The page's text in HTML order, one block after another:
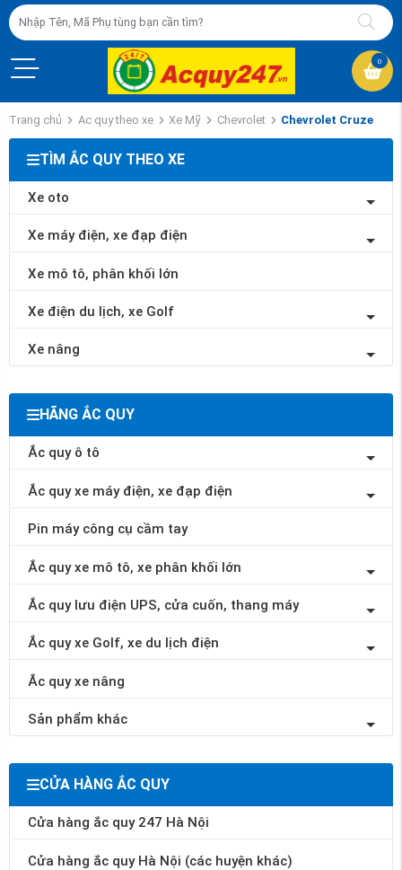
0
Trang chủ Ac quy theo xe Xe Mỹ Chevrolet Chevrolet Cruze
TÌM ẮC QUY THEO XE
Xe oto
Xe máy điện, xe đạp điện
Xe mô tô, phân khối lớn
Xe điện du lịch, xe Golf
Xe nâng
HÃNG ẮC QUY
Ắc quy ô tô
Ắc quy xe máy điện, xe đạp điện
Pin máy công cụ cầm tay
Ắc quy xe mô tô, xe phân khối lớn
Ắc quy lưu điện UPS, cửa cuốn, thang máy
Ắc quy xe Golf, xe du lịch điện
Ắc quy xe nâng
Sản phẩm khác
CỬA HÀNG ẮC QUY
Cửa hàng ắc quy 247 Hà Nội
Cửa hàng ắc quy Hà Nội (các huyện khác)